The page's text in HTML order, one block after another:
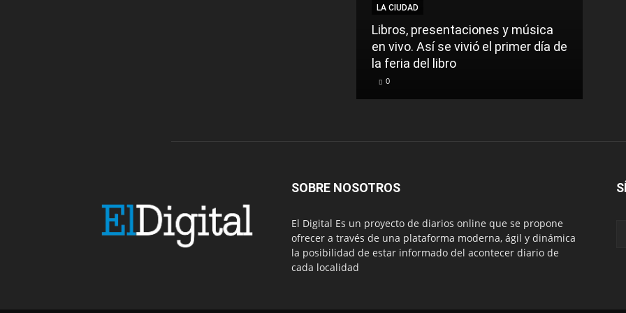
LA CIUDAD
Libros, presentaciones y música
en vivo. Así se vivió el primer día de
la feria del libro
0
SOBRE NOSOTROS
El Digital Es un proyecto de diarios online que se propone
ofrecer a través de una plataforma moderna, ágil y dinámica
la posibilidad de estar informado del acontecer diario de
cada localidad